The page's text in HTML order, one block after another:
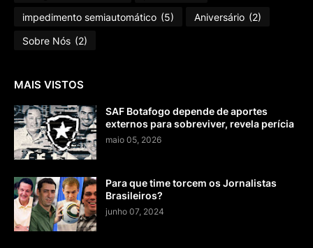
impedimento semiautomático (5) Aniversário (2)
Sobre Nós (2)
MAIS VISTOS
SAF Botafogo depende de aportes
externos para sobreviver, revela perícia
maio 05, 2026
Para que time torcem os Jornalistas
Brasileiros?
junho 07, 2024